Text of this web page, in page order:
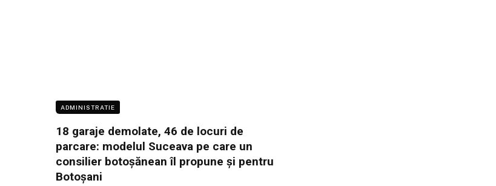
ADMINISTRATIE
18 garaje demolate, 46 de locuri de
parcare: modelul Suceava pe care un
consilier botoșănean îl propune și pentru
Botoșani